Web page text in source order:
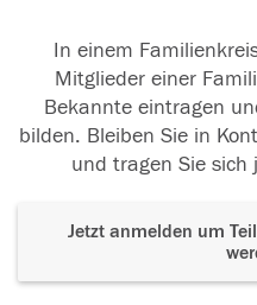
In einem
Mitglieder einer
Bekannte eintragen
bilden. Bleiben Sie in
und tragen Sie
Jetzt anmelden um